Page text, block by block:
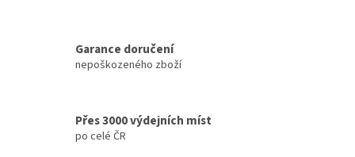
Garance doručení
nepoškozeného zboží
Přes 3000 výdejních míst
po celé ČR